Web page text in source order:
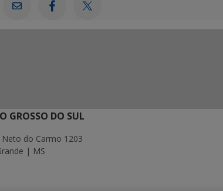
GROSSO DO SUL
do Carmo 1203
| MS